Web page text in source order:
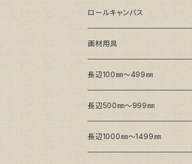
トークロ イエロー(中目)
トークロ 赤SP(中目)
Snow White SPC(中目)
シナパネル
GAERA F(中細目)
GAERA BA(中荒目)
Snow White SPC(中目)
Snow White SLA(中目)
ロールキャンバス
GAERA F(中細目) / BA(中荒目)
Snow White SLA(中目)
Snow White SLH(中太目)
Snow White SPC(中目)
画材用具
長辺100㎜～499㎜
長辺500㎜～999㎜
長辺1000㎜～1499㎜